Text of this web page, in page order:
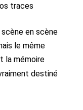
traces
en scène
le même
la mémoire
destiné